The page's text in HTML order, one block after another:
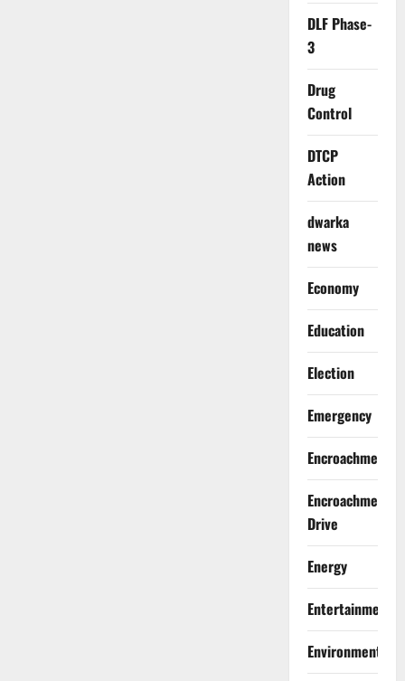
DLF Phase-
3
Drug
Control
DTCP
Action
dwarka
news
Economy
Education
Election
Emergency
Encroachment
Encroachment
Drive
Energy
Entertainment
Environment